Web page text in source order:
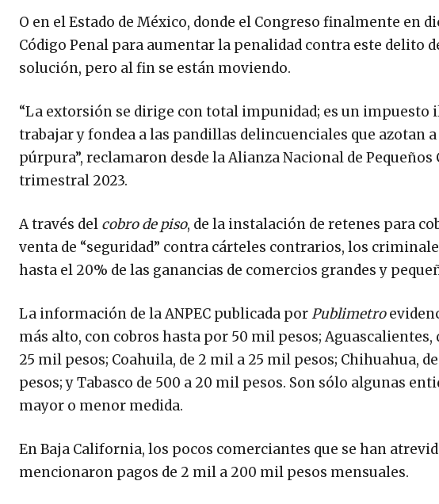
O en el Estado de México, donde el Congreso finalmente en
Código Penal para aumentar la penalidad contra este delito
solución, pero al fin se están moviendo.
“La extorsión se dirige con total impunidad; es un impuesto
trabajar y fondea a las pandillas delincuenciales que azotan
púrpura”, reclamaron desde la Alianza Nacional de Pequeños
trimestral 2023.
A través del cobro de piso, de la instalación de retenes para
venta de “seguridad” contra cárteles contrarios, los
hasta el 20% de las ganancias de comercios grandes y
La información de la ANPEC publicada porPublimetro
más alto, con cobros hasta por 50 mil pesos; Aguascalientes,
25 mil pesos; Coahuila, de 2 mil a 25 mil pesos; Chihuahua,
pesos; y Tabasco de 500 a 20 mil pesos. Son sólo algunas
mayor o menor medida.
En Baja California, los pocos comerciantes que se han
mencionaron pagos de 2 mil a 200 mil pesos mensuales.